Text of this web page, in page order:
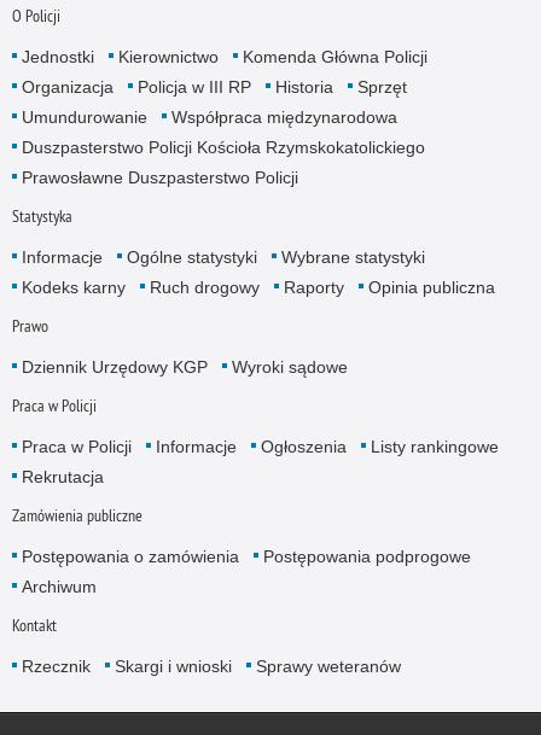
O Policji
Jednostki Kierownictwo
Komenda Główna Policji
Organizacja
Policja w III RP Historia
Sprzęt
Umundurowanie
Współpraca międzynarodowa
Duszpasterstwo Policji Kościoła Rzymskokatolickiego
Prawosławne Duszpasterstwo Policji
Statystyka
Informacje Ogólne statystyki
Wybrane statystyki
Kodeks karny
Ruch drogowy Raporty Opinia publiczna
Prawo
Dziennik Urzędowy KGP Wyroki sądowe
Praca w Policji
Praca w Policji Informacje Ogłoszenia
Listy rankingowe
Rekrutacja
Zamówienia publiczne
Postępowania o zamówienia
Postępowania podprogowe
Archiwum
Kontakt
Rzecznik Skargi i wnioski Sprawy weteranów